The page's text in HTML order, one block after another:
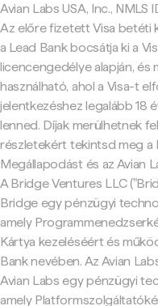
Avian Labs USA, Inc.,
Az előre fizetett Visa betéti
a Lead Bank bocsátja ki a
licencengedélye alapján, és
használható, ahol a Visa-t
jelentkezéshez legalább 18
lenned. Díjak merülhetnek
részletekért tekintsd meg a
Megállapodást és az Avian
A Bridge Ventures LLC
Bridge egy pénzügyi
amely
Kártya kezeléséért és
Bank nevében. Az Avian
Avian Labs egy pénzügyi
amely